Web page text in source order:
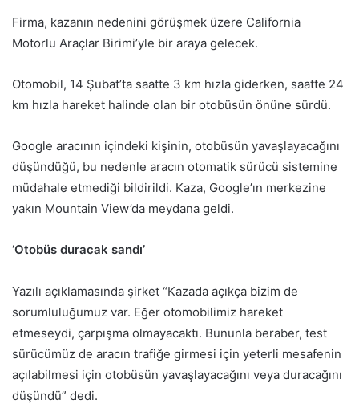
Firma, kazanın nedenini görüşmek üzere California
Motorlu Araçlar Birimi’yle bir araya gelecek.
Otomobil, 14 Şubat’ta saatte 3 km hızla giderken, saatte 24
km hızla hareket halinde olan bir otobüsün önüne sürdü.
Google aracının içindeki kişinin, otobüsün yavaşlayacağını
düşündüğü, bu nedenle aracın otomatik sürücü sistemine
müdahale etmediği bildirildi. Kaza, Google’ın merkezine
yakın Mountain View’da meydana geldi.
‘Otobüs duracak sandı’
Yazılı açıklamasında şirket “Kazada açıkça bizim de
sorumluluğumuz var. Eğer otomobilimiz hareket
etmeseydi, çarpışma olmayacaktı. Bununla beraber, test
sürücümüz de aracın trafiğe girmesi için yeterli mesafenin
açılabilmesi için otobüsün yavaşlayacağını veya duracağını
düşündü” dedi.